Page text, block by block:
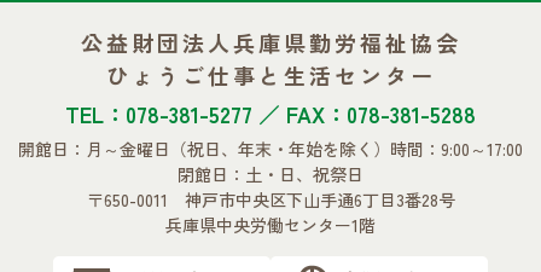
公益財団法人兵庫県勤労福祉協会
ひょうご仕事と生活センター
TEL：078-381-5277 ／ FAX：078-381-5288
開館日：月～金曜日 （祝日、年末・年始を除く） 時間：9:00～17:00
閉館日：土・日、祝祭日
〒650-0011 神戸市中央区下山手通6丁目3番28号
兵庫県中央労働センター1階